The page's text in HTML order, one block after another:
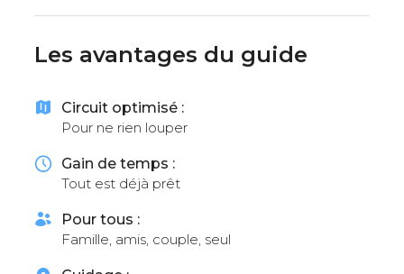
Les avantages du guide
Circuit optimisé :
Pour ne rien louper
Gain de temps :
Tout est déjà prêt
Pour tous :
Famille, amis, couple, seul